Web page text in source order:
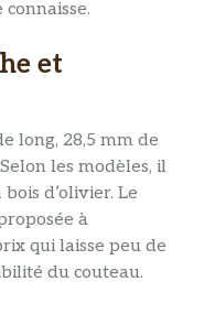
et
long, 28,5 mm de
les modèles, il
d’olivier. Le
à
qui laisse peu de
du couteau.